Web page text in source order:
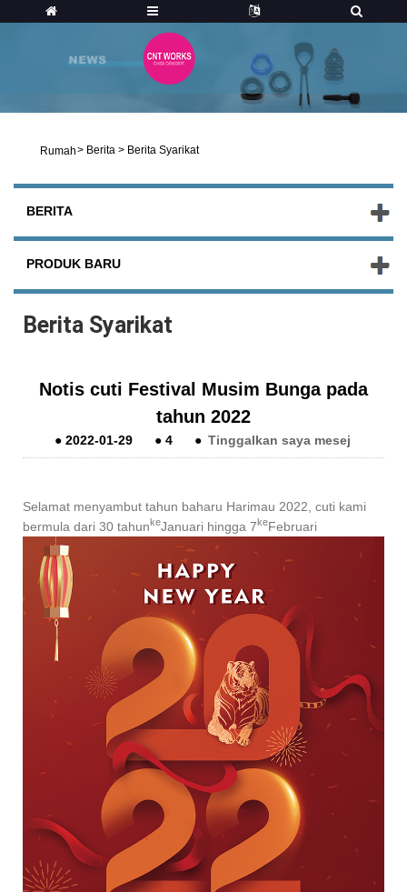
Rumah> Berita > Berita Syarikat
BERITA
PRODUK BARU
Berita Syarikat
Notis cuti Festival Musim Bunga pada
tahun 2022
● 2022-01-29 ● 4 ● Tinggalkan saya mesej
Selamat menyambut tahun baharu Harimau 2022, cuti kami
bermula dari 30 tahunkeJanuari hingga 7keFebruari